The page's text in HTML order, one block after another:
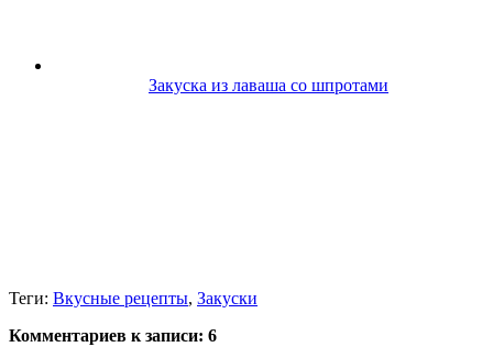
Закуска из лаваша со шпротами
Теги: Вкусные рецепты, Закуски
Комментариев к записи: 6